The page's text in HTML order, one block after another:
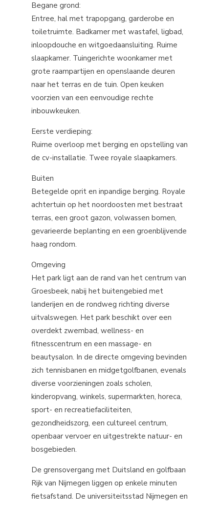
Begane grond:
Entree, hal met trapopgang, garderobe en
toiletruimte. Badkamer met wastafel, ligbad,
inloopdouche en witgoedaansluiting. Ruime
slaapkamer. Tuingerichte woonkamer met
grote raampartijen en openslaande deuren
naar het terras en de tuin. Open keuken
voorzien van een eenvoudige rechte
inbouwkeuken.
Eerste verdieping:
Ruime overloop met berging en opstelling van
de cv-installatie. Twee royale slaapkamers.
Buiten
Betegelde oprit en inpandige berging. Royale
achtertuin op het noordoosten met bestraat
terras, een groot gazon, volwassen bomen,
gevarieerde beplanting en een groenblijvende
haag rondom.
Omgeving
Het park ligt aan de rand van het centrum van
Groesbeek, nabij het buitengebied met
landerijen en de rondweg richting diverse
uitvalswegen. Het park beschikt over een
overdekt zwembad, wellness- en
fitnesscentrum en een massage- en
beautysalon. In de directe omgeving bevinden
zich tennisbanen en midgetgolfbanen, evenals
diverse voorzieningen zoals scholen,
kinderopvang, winkels, supermarkten, horeca,
sport- en recreatiefaciliteiten,
gezondheidszorg, een cultureel centrum,
openbaar vervoer en uitgestrekte natuur- en
bosgebieden.
De grensovergang met Duitsland en golfbaan
Rijk van Nijmegen liggen op enkele minuten
fietsafstand. De universiteitsstad Nijmegen en